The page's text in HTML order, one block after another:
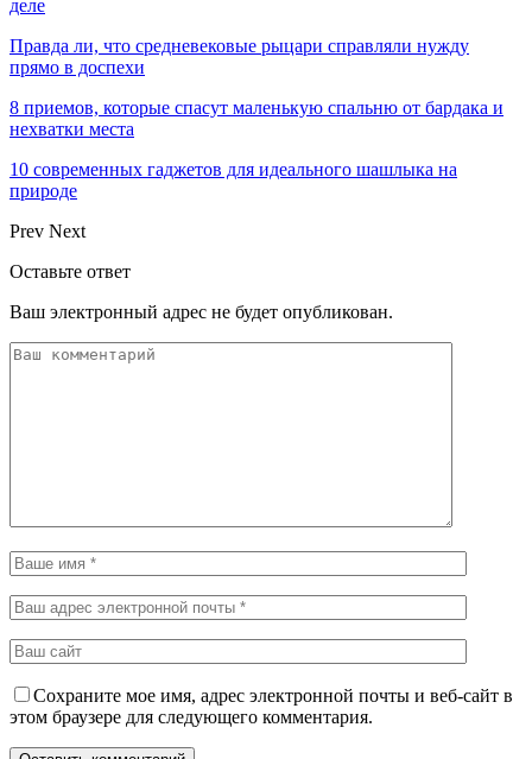
деле
Правда ли, что средневековые рыцари справляли нужду
прямо в доспехи
8 приемов, которые спасут маленькую спальню от бардака и
нехватки места
10 современных гаджетов для идеального шашлыка на
природе
Prev Next
Оставьте ответ
Ваш электронный адрес не будет опубликован.
Сохраните мое имя, адрес электронной почты и веб-сайт в
этом браузере для следующего комментария.